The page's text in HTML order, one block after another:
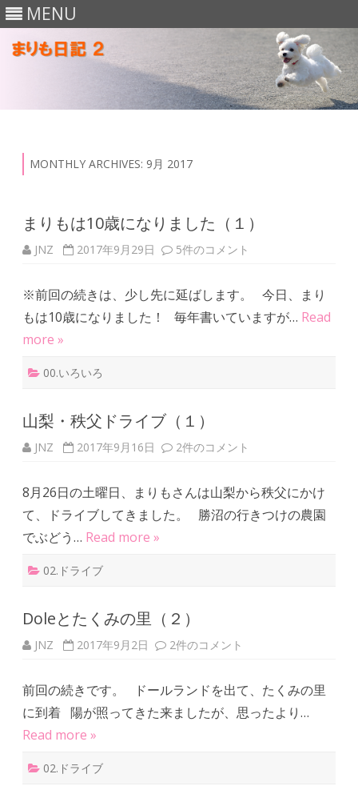
MENU
MONTHLY ARCHIVES: 9月 2017
まりもは10歳になりました（１）
JNZ 2017年9月29日 ま
1
0
歳
に
）
へ
の
5件のコメント
※前回の続きは、少し先に延ばします。 今日、まり
もは10歳になりました！ 毎年書いていますが… Read
more »
00.いろいろ
山梨・秩父ドライブ（１）
JNZ 2017年9月16日 山
父
ド
ラ
イ
2件のコメント
8月26日の土曜日、まりもさんは山梨から秩父にかけ
て、ドライブしてきました。 勝沼の行きつけの農園
でぶどう… Read more »
02.ドライブ
Doleとたくみの里（２）
JNZ 2017年9月2日 D
と
た
く
み
2件のコメント
前回の続きです。 ドールランドを出て、たくみの里
に到着 陽が照ってきた来ましたが、思ったより…
Read more »
02.ドライブ